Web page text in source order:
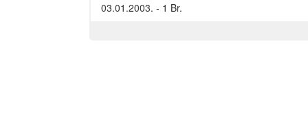
03.01.2003. - 1 Br.